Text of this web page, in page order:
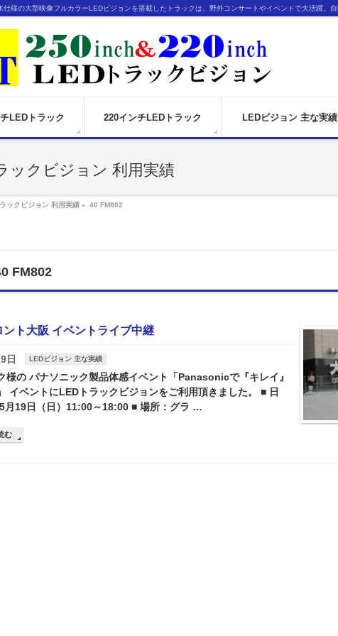
仕様の大型映像フルカラーLEDビジョンを搭載したトラックは、野外コンサートやイベントで大活躍。
LEDトラック 220インチLEDトラック LEDビジョン 主な実績
ックビジョン 利用実績
ックビジョン 利用実績 » 40 FM802
FM802
ント大阪 イベントライブ中継
日 LEDビジョン 主な実績
様の パナソニック製品体感イベント「Panasonicで『キレイ』
イベントにLEDトラックビジョンをご利用頂きました。 ■ 日
月19日（日）11:00～18:00 ■ 場所：グラ …
む